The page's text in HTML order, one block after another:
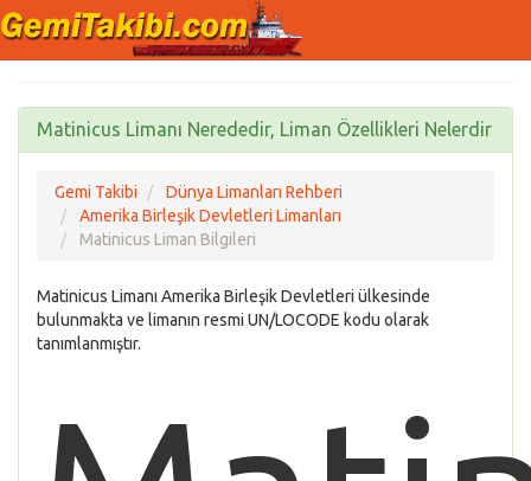
Matinicus Limanı Nerededir, Liman Özellikleri Nelerdir
Gemi Takibi
Dünya Limanları Rehberi
Amerika Birleşik Devletleri Limanları
Matinicus Liman Bilgileri
Matinicus Limanı Amerika Birleşik Devletleri ülkesinde
bulunmakta ve limanın resmi UN/LOCODE kodu olarak
tanımlanmıştır.